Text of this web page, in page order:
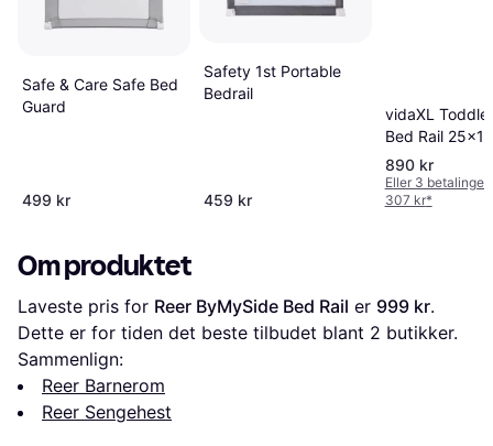
Safe & Care Safe Bed
Guard
499 kr
Safety 1st Portable
Bedrail
459 kr
vidaXL
Bed Rail
890 kr
Eller 3 betalinger
307 kr*
Om produktet
Laveste pris for Reer ByMySide Bed Rail er 999 kr.
Dette er for tiden det beste tilbudet blant 2 butikker.
Sammenlign:
Reer Barnerom
Reer Sengehest